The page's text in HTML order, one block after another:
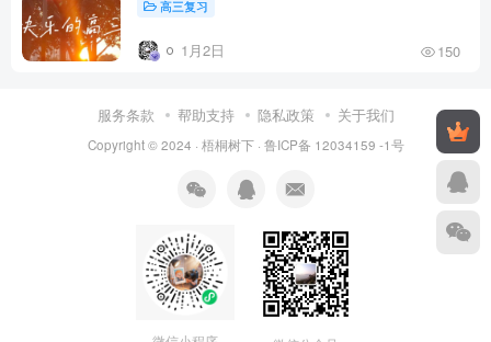
高三复习
1月2日 150
服务条款 帮助支持 隐私政策 关于我们
Copyright © 2024 · 梧桐树下· 鲁ICP备 12034159 -1号